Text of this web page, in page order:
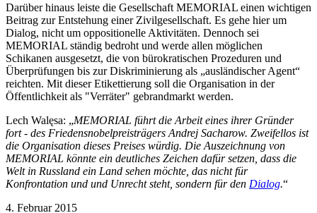
Darüber hinaus leiste die Gesellschaft MEMORIAL einen wichtigen
Beitrag zur Entstehung einer Zivilgesellschaft. Es gehe hier um
Dialog, nicht um oppositionelle Aktivitäten. Dennoch sei
MEMORIAL ständig bedroht und werde allen möglichen
Schikanen ausgesetzt, die von bürokratischen Prozeduren und
Überprüfungen bis zur Diskriminierung als „ausländischer Agent“
reichten. Mit dieser Etikettierung soll die Organisation in der
Öffentlichkeit als "Verräter" gebrandmarkt werden.
Lech Walęsa: „MEMORIAL führt die Arbeit eines ihrer Gründer
fort - des Friedensnobelpreisträgers Andrej Sacharow. Zweifellos ist
die Organisation dieses Preises würdig. Die Auszeichnung von
MEMORIAL könnte ein deutliches Zeichen dafür setzen, dass die
Welt in Russland ein Land sehen möchte, das nicht für
Konfrontation und und Unrecht steht, sondern für den Dialog.“
4. Februar 2015